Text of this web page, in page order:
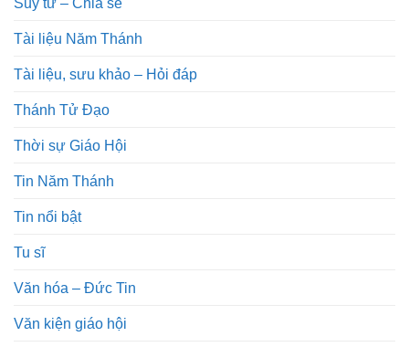
Tài liệu Năm Thánh
Tài liệu, sưu khảo – Hỏi đáp
Thánh Tử Đạo
Thời sự Giáo Hội
Tin Năm Thánh
Tin nổi bật
Tu sĩ
Văn hóa – Đức Tin
Văn kiện giáo hội